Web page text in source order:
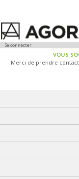
Se connecter
VOUS
Merci de prendre